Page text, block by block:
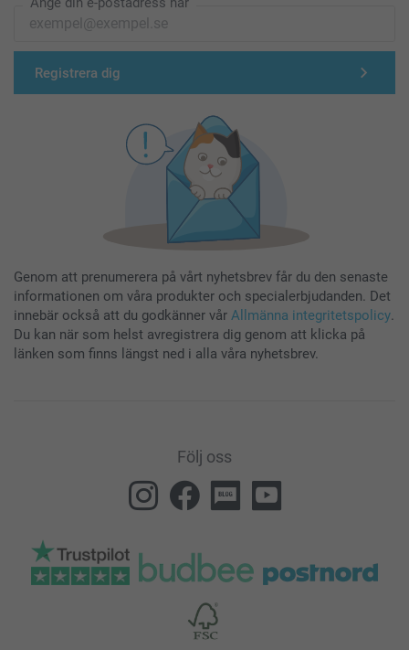
Registrera dig
Genom att prenumerera på vårt nyhetsbrev får du den senaste
informationen om våra produkter och specialerbjudanden. Det
innebär också att du godkänner vår Allmänna integritetspolicy.
Du kan när som helst avregistrera dig genom att klicka på
länken som finns längst ned i alla våra nyhetsbrev.
Följ oss